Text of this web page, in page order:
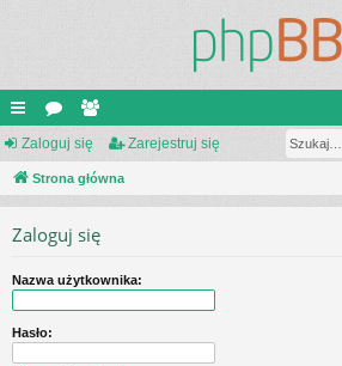
ię
ce
or
a
ży
tk
ni
Zaloguj się Zarejestruj się
Strona główna
Zaloguj się
Nazwa użytkownika:
Hasło: